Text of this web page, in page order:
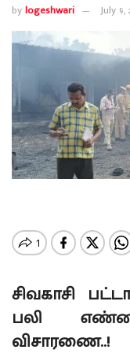
bylogeshwari July 9,
சிவகாசி
பலி
விசாரணை..!